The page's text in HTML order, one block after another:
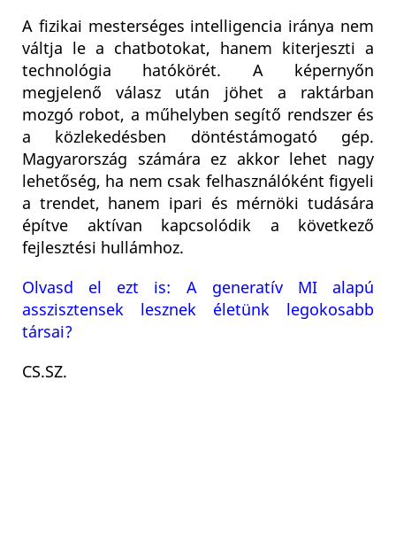
A fizikai mesterséges intelligencia iránya nem
váltja le a chatbotokat, hanem kiterjeszti a
technológia hatókörét. A képernyőn
megjelenő válasz után jöhet a raktárban
mozgó robot, a műhelyben segítő rendszer és
a közlekedésben döntéstámogató gép.
Magyarország számára ez akkor lehet nagy
lehetőség, ha nem csak felhasználóként figyeli
a trendet, hanem ipari és mérnöki tudására
építve aktívan kapcsolódik a következő
fejlesztési hullámhoz.
Olvasd el ezt is: A generatív MI alapú
asszisztensek lesznek életünk legokosabb
társai?
CS.SZ.